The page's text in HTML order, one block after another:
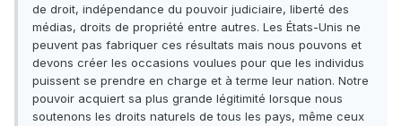
de droit, indépendance du pouvoir judiciaire, liberté des
médias, droits de propriété entre autres. Les États-Unis ne
peuvent pas fabriquer ces résultats mais nous pouvons et
devons créer les occasions voulues pour que les individus
puissent se prendre en charge et à terme leur nation. Notre
pouvoir acquiert sa plus grande légitimité lorsque nous
soutenons les droits naturels de tous les pays, même ceux